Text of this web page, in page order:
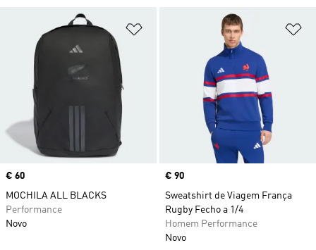
Adicionar à Lista de Desejos
Price
€ 60
MOCHILA ALL BLACKS
Performance
Novo
Price
€ 90
Sweatshirt de Viagem França
Rugby Fecho a 1/4
Homem Performance
Novo